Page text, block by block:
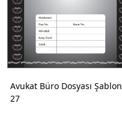
Avukat Büro Dosyası Şablon
27